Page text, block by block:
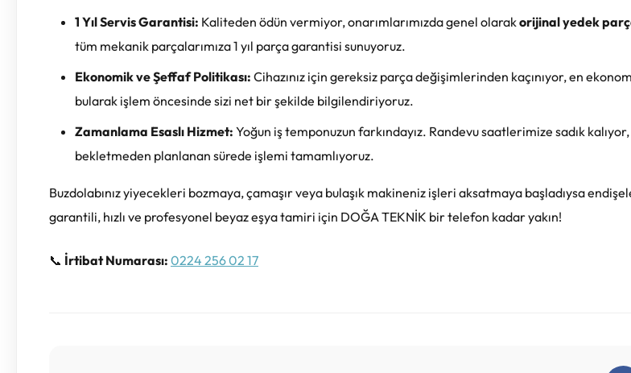
1 Yıl Servis Garantisi: Kaliteden ödün vermiyor, onarımlarımızda genel olarakorijinal yedek
tüm mekanik parçalarımıza 1 yıl parça garantisi sunuyoruz.
Ekonomik ve Şeffaf Politikası: Cihazınız için gereksiz parça değişimlerinden kaçınıyor, en
bularak işlem öncesinde sizi net bir şekilde bilgilendiriyoruz.
Zamanlama Esaslı Hizmet: Yoğun iş temponuzun farkındayız. Randevu saatlerimize sadık
bekletmeden planlanan sürede işlemi tamamlıyoruz.
Buzdolabınız yiyecekleri bozmaya, çamaşır veya bulaşık makineniz işleri aksatmaya başladıysa
garantili, hızlı ve profesyonel beyaz eşya tamiri için DOĞA TEKNİK bir telefon kadar yakın!
📞 İrtibat Numarası: 0224 256 02 17